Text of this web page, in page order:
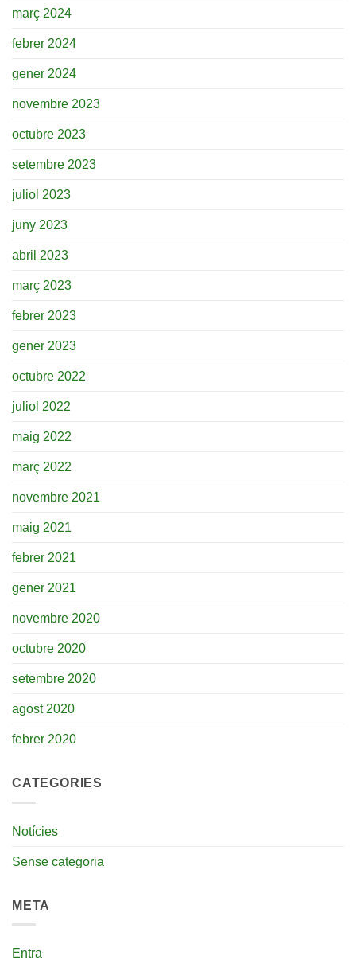
març 2024
febrer 2024
gener 2024
novembre 2023
octubre 2023
setembre 2023
juliol 2023
juny 2023
abril 2023
març 2023
febrer 2023
gener 2023
octubre 2022
juliol 2022
maig 2022
març 2022
novembre 2021
maig 2021
febrer 2021
gener 2021
novembre 2020
octubre 2020
setembre 2020
agost 2020
febrer 2020
CATEGORIES
Notícies
Sense categoria
META
Entra